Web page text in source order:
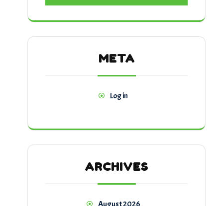
META
Log in
ARCHIVES
August 2026